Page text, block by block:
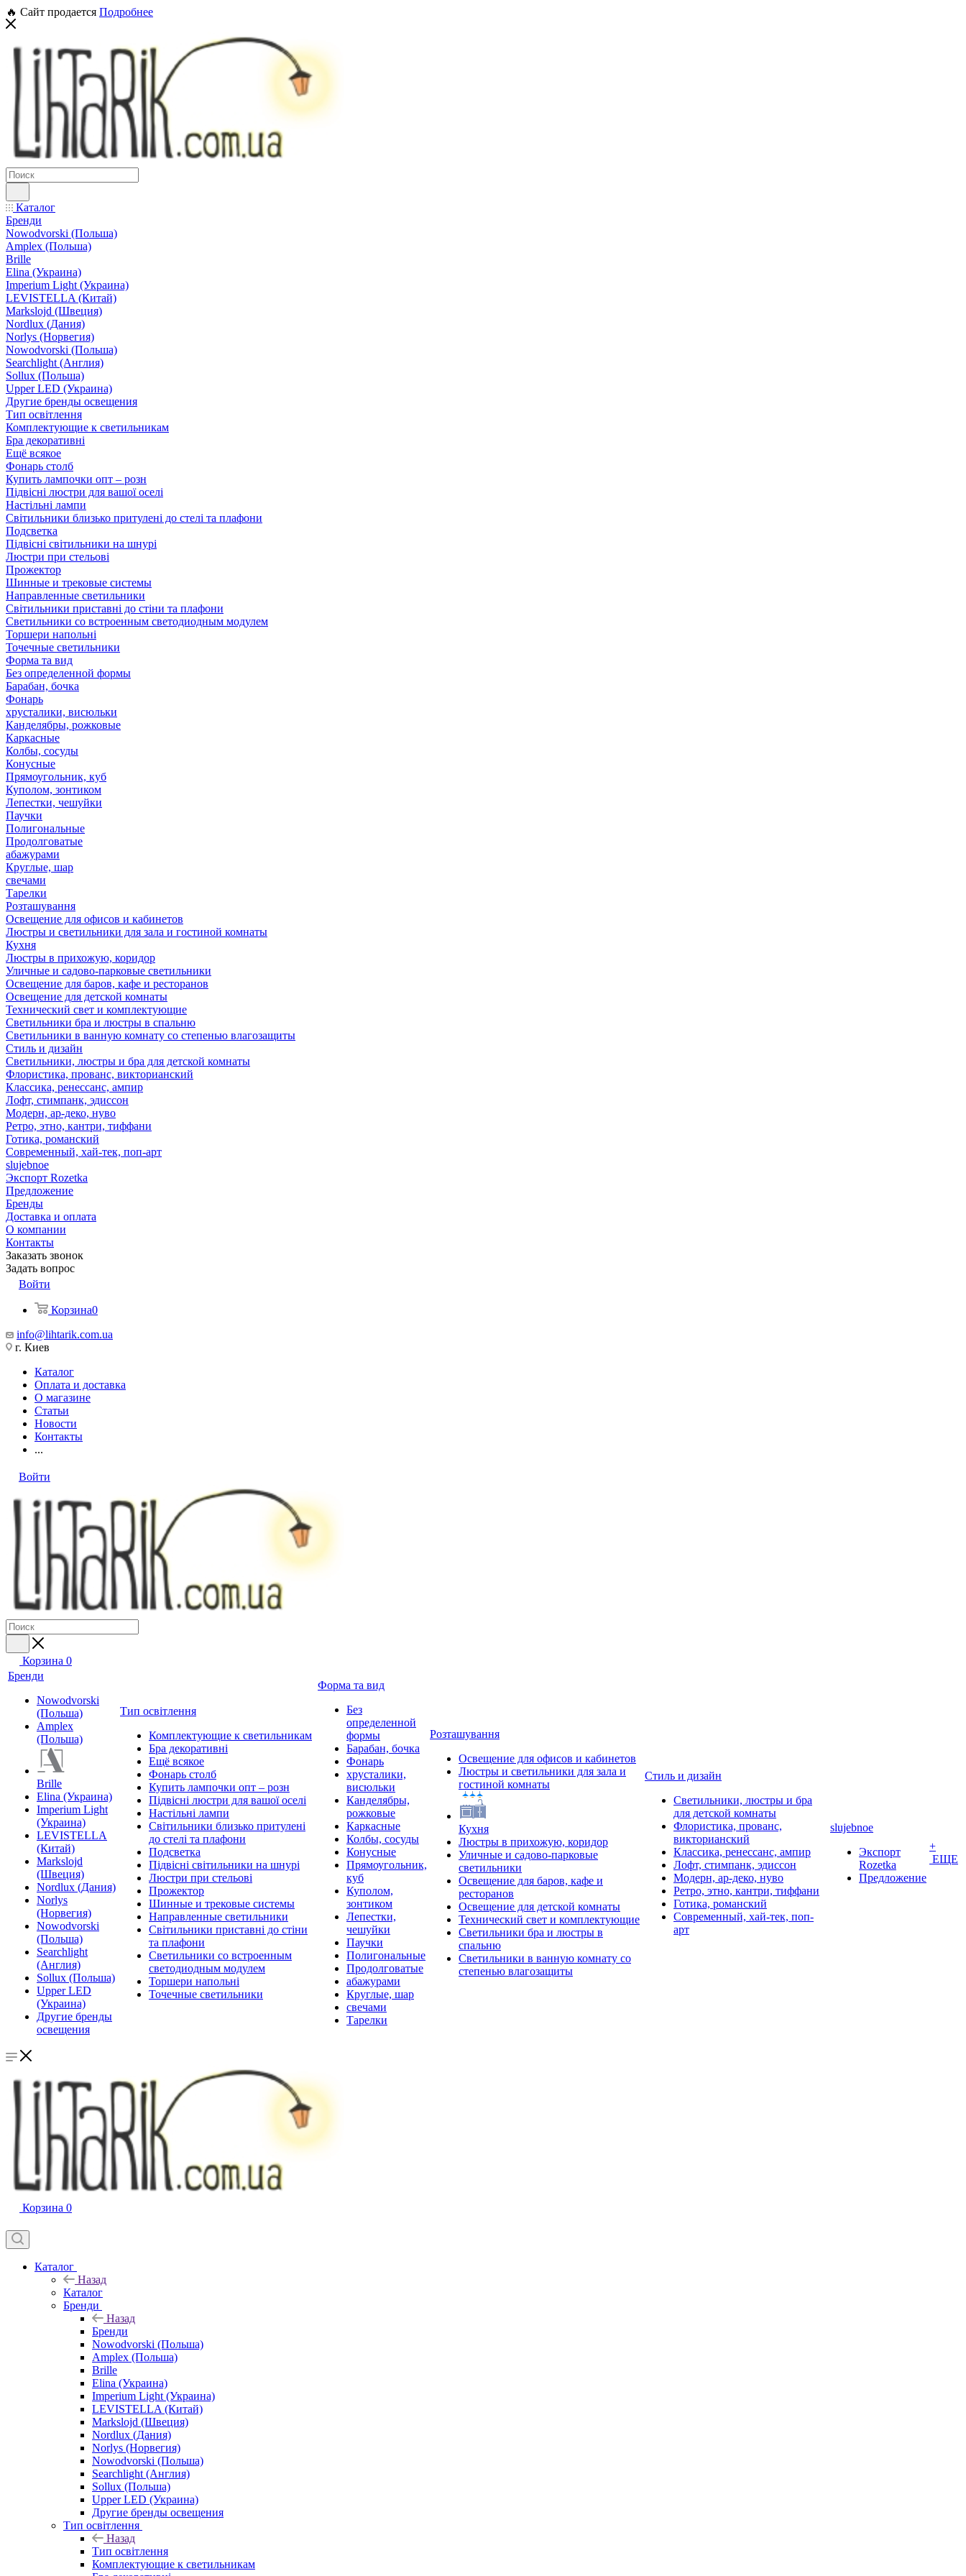
🔥 Сайт продается Подробнее
Каталог
Бренди
Nowodvorski (Польша)
Amplex (Польша)
Brille
Elina (Украина)
Imperium Light (Украина)
LEVISTELLA (Китай)
Markslojd (Швеция)
Nordlux (Дания)
Norlys (Норвегия)
Nowodvorski (Польша)
Searchlight (Англия)
Sollux (Польша)
Upper LED (Украина)
Другие бренды освещения
Тип освітлення
Комплектующие к светильникам
Бра декоративні
Ещё всякое
Фонарь столб
Купить лампочки опт – розн
Підвісні люстри для вашої оселі
Настільні лампи
Світильники близько притулені до стелі та плафони
Подсветка
Підвісні світильники на шнурі
Люстри при стельові
Прожектор
Шинные и трековые системы
Направленные светильники
Світильники приставні до стіни та плафони
Светильники со встроенным светодиодным модулем
Торшери напольні
Точечные светильники
Форма та вид
Без определенной формы
Барабан, бочка
Фонарь
хрусталики, висюльки
Канделябры, рожковые
Каркасные
Колбы, сосуды
Конусные
Прямоугольник, куб
Куполом, зонтиком
Лепестки, чешуйки
Паучки
Полигональные
Продолговатые
абажурами
Круглые, шар
свечами
Тарелки
Розташування
Освещение для офисов и кабинетов
Люстры и светильники для зала и гостиной комнаты
Кухня
Люстры в прихожую, коридор
Уличные и садово-парковые светильники
Освещение для баров, кафе и ресторанов
Освещение для детской комнаты
Технический свет и комплектующие
Светильники бра и люстры в спальню
Светильники в ванную комнату со степенью влагозащиты
Стиль и дизайн
Светильники, люстры и бра для детской комнаты
Флористика, прованс, викторианский
Классика, ренессанс, ампир
Лофт, стимпанк, эдиссон
Модерн, ар-деко, нуво
Ретро, этно, кантри, тиффани
Готика, романский
Современный, хай-тек, поп-арт
slujebnoe
Экспорт Rozetka
Предложение
Бренды
Доставка и оплата
О компании
Контакты
Заказать звонок
Задать вопрос
Войти
Корзина0
info@lihtarik.com.ua
г. Киев
Каталог
Оплата и доставка
О магазине
Статьи
Новости
Контакты
...
Войти
Корзина 0
Бренди
Nowodvorski
(Польша)
Amplex
(Польша)
Brille
Elina (Украина)
Imperium Light
(Украина)
LEVISTELLA
(Китай)
Markslojd
(Швеция)
Nordlux (Дания)
Norlys
(Норвегия)
Nowodvorski
(Польша)
Searchlight
(Англия)
Sollux (Польша)
Upper LED
(Украина)
Другие бренды
освещения
Тип освітлення
Комплектующие к светильникам
Бра декоративні
Ещё всякое
Фонарь столб
Купить лампочки опт – розн
Підвісні люстри для вашої оселі
Настільні лампи
Світильники близько притулені
до стелі та плафони
Подсветка
Підвісні світильники на шнурі
Люстри при стельові
Прожектор
Шинные и трековые системы
Направленные светильники
Світильники приставні до стіни
та плафони
Светильники со встроенным
светодиодным модулем
Торшери напольні
Точечные светильники
Форма та вид
Без
определенной
формы
Барабан, бочка
Фонарь
хрусталики,
висюльки
Канделябры,
рожковые
Каркасные
Колбы, сосуды
Конусные
Прямоугольник,
куб
Куполом,
зонтиком
Лепестки,
чешуйки
Паучки
Полигональные
Продолговатые
абажурами
Круглые, шар
свечами
Тарелки
Розташування
Освещение для офисов и кабинетов
Люстры и светильники для зала и
гостиной комнаты
Кухня
Люстры в прихожую, коридор
Уличные и садово-парковые
светильники
Освещение для баров, кафе и
ресторанов
Освещение для детской комнаты
Технический свет и комплектующие
Светильники бра и люстры в
спальню
Светильники в ванную комнату со
степенью влагозащиты
Стиль и дизайн
Светильники, люстры и бра
для детской комнаты
Флористика, прованс,
викторианский
Классика, ренессанс, ампир
Лофт, стимпанк, эдиссон
Модерн, ар-деко, нуво
Ретро, этно, кантри, тиффани
Готика, романский
Современный, хай-тек, поп-
арт
slujebnoe
Экспорт
Rozetka
Предложение
+
ЕЩЕ
Корзина 0
Каталог
Назад
Каталог
Бренди
Назад
Бренди
Nowodvorski (Польша)
Amplex (Польша)
Brille
Elina (Украина)
Imperium Light (Украина)
LEVISTELLA (Китай)
Markslojd (Швеция)
Nordlux (Дания)
Norlys (Норвегия)
Nowodvorski (Польша)
Searchlight (Англия)
Sollux (Польша)
Upper LED (Украина)
Другие бренды освещения
Тип освітлення
Назад
Тип освітлення
Комплектующие к светильникам